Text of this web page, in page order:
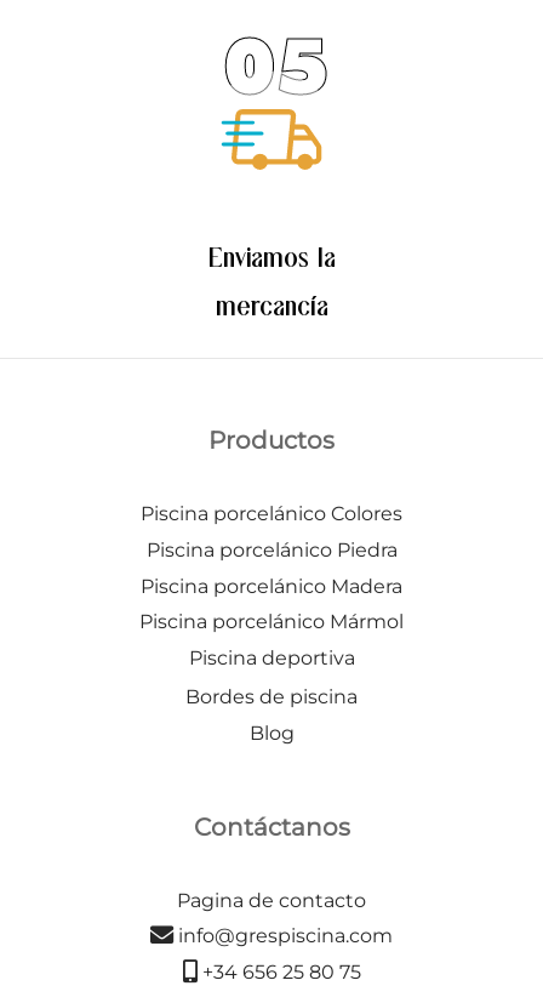
Enviamos la
mercancía
05
Productos
Piscina porcelánico Colores
Piscina porcelánico Piedra
Piscina porcelánico Madera
Piscina porcelánico Mármol
Piscina deportiva
Bordes de piscina
Blog
Contáctanos
Pagina de contacto
info@grespiscina.com
+34 656 25 80 75